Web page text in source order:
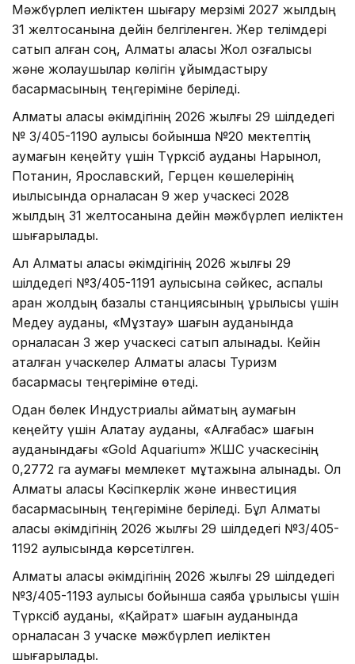
Мәжбүрлеп иеліктен шығару мерзімі 2027 жылдың
31 желтоқсанына дейін белгіленген. Жер телімдері
сатып алған соң, Алматы қаласы Жол қозғалысы
және жолаушылар көлігін ұйымдастыру
басқармасының теңгеріміне беріледі.
Алматы қаласы әкімдігінің 2026 жылғы 29 шілдедегі
№ 3/405-1190 қаулысы бойынша №20 мектептің
аумағын кеңейту үшін Түрксіб ауданы Нарынқол,
Потанин, Ярославский, Герцен көшелерінің
қиылысында орналасқан 9 жер учаскесі 2028
жылдың 31 желтоқсанына дейін мәжбүрлеп иеліктен
шығарылады.
Ал Алматы қаласы әкімдігінің 2026 жылғы 29
шілдедегі №3/405-1191 қаулысына сәйкес, аспалы
арқан жолдың базалық станциясының құрылысы үшін
Медеу ауданы, «Мұзтау» шағын ауданында
орналасқан 3 жер учаскесі сатып алынады. Кейін
аталған учаскелер Алматы қаласы Туризм
басқармасы теңгеріміне өтеді.
Одан бөлек Индустриалық аймақтың аумағын
кеңейту үшін Алатау ауданы, «Алғабас» шағын
ауданындағы «Gold Aquarium» ЖШС учаскесінің
0,2772 га аумағы мемлекет мұқтажына алынады. Ол
Алматы қаласы Кәсіпкерлік және инвестиция
басқармасының теңгеріміне беріледі. Бұл Алматы
қаласы әкімдігінің 2026 жылғы 29 шілдедегі №3/405-
1192 қаулысында көрсетілген.
Алматы қаласы әкімдігінің 2026 жылғы 29 шілдедегі
№3/405-1193 қаулысы бойынша саябақ құрылысы үшін
Түрксіб ауданы, «Қайрат» шағын ауданында
орналасқан 3 учаске мәжбүрлеп иеліктен
шығарылады.